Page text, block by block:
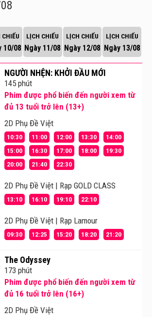
CHIẾU
10/08
LỊCH CHIẾU
Ngày 11/08
LỊCH CHIẾU
Ngày 12/08
LỊCH CHIẾU
Ngày 13/08
NGƯỜI NHỆN: KHỞI ĐẦU MỚI
145 phút
Phim được phổ biến đến người xem từ
đủ 13 tuổi trở lên (13+)
2D Phụ Đề Việt
10:30 11:00 12:00 13:30
14:00
15:00
16:30 17:00 18:00
19:30
20:00
21:40 22:30
2D Phụ Đề Việt | Rạp GOLD CLASS
13:10 16:10 19:10 22:10
2D Phụ Đề Việt | Rạp Lamour
09:30 12:25 15:20 18:20 21:20
The Odyssey
173 phút
Phim được phổ biến đến người xem từ
đủ 16 tuổi trở lên (16+)
2D Phụ Đề Việt